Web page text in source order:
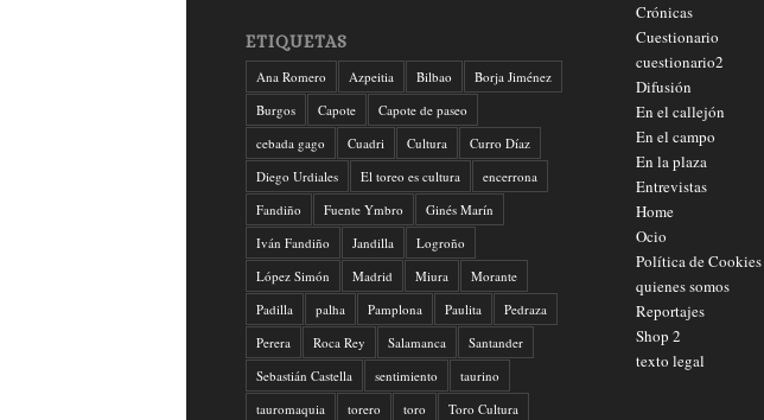
ETIQUETAS
Ana Romero Azpeitia Bilbao
Borja Jiménez
Burgos
Capote
Capote de paseo
cebada gago
Cuadri Cultura
Curro Díaz
Diego Urdiales
El toreo es cultura
encerrona
Fandiño
Fuente Ymbro
Ginés Marín
Iván Fandiño
Jandilla
Logroño
López Simón
Madrid Miura
Morante
Padilla
palha Pamplona Paulita
Pedraza
Perera
Roca Rey Salamanca
Santander
Sebastián Castella
sentimiento
taurino
tauromaquia
torero toro
Toro Cultura
Crónicas
Cuestionario
cuestionario2
Difusión
En el callejón
En el campo
En la plaza
Entrevistas
Home
Ocio
Política de Cookies
quienes somos
Reportajes
Shop 2
texto legal